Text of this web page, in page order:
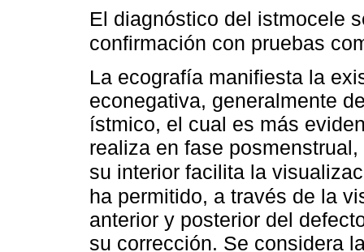
El diagnóstico del istmocele
confirmación con pruebas
La ecografía manifiesta la
econegativa, generalmente
ístmico, el cual es más
realiza en fase
su interior facilita la
ha permitido, a través de la
anterior y posterior del
su corrección. Se considera